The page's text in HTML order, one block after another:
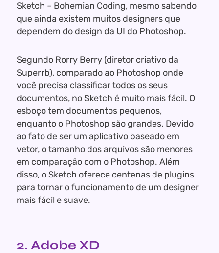
Sketch – Bohemian Coding, mesmo sabendo
que ainda existem muitos designers que
dependem do design da UI do Photoshop.
Segundo Rorry Berry (diretor criativo da
Superrb), comparado ao Photoshop onde
você precisa classificar todos os seus
documentos, no Sketch é muito mais fácil. O
esboço tem documentos pequenos,
enquanto o Photoshop são grandes. Devido
ao fato de ser um aplicativo baseado em
vetor, o tamanho dos arquivos são menores
em comparação com o Photoshop. Além
disso, o Sketch oferece centenas de plugins
para tornar o funcionamento de um designer
mais fácil e suave.
2. Adobe XD